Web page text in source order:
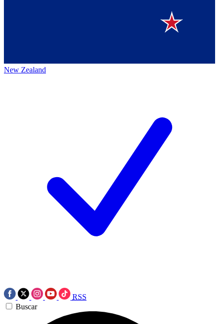
New Zealand
RSS
Buscar